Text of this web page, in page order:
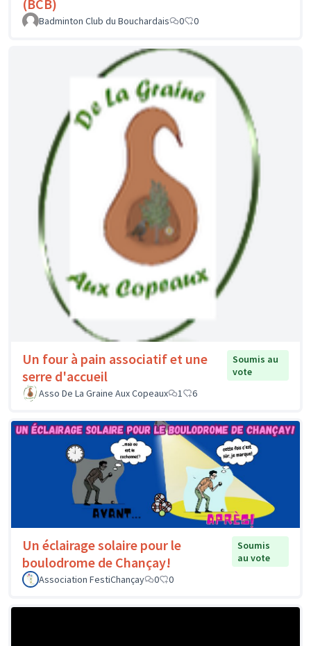
(BCB)
Badminton Club du Bouchardais 0 0
Un four à pain associatif et une
serre d'accueil
Soumis au
vote
Asso De La Graine Aux Copeaux
1 6
Un éclairage solaire pour le
boulodrome de Chançay!
Soumis
au vote
Association FestiChançay
0 0